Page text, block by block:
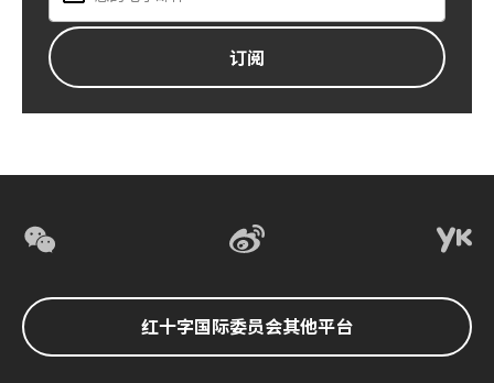
红十字国际委员会其他平台